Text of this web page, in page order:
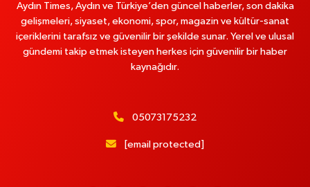
Aydın Times, Aydın ve Türkiye’den güncel haberler, son dakika
gelişmeleri, siyaset, ekonomi, spor, magazin ve kültür-sanat
içeriklerini tarafsız ve güvenilir bir şekilde sunar. Yerel ve ulusal
gündemi takip etmek isteyen herkes için güvenilir bir haber
kaynağıdır.
05073175232
[email protected]